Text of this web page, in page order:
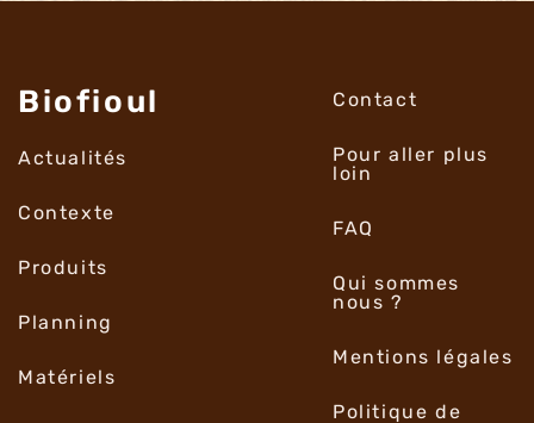
Biofioul
Actualités
Contexte
Produits
Planning
Matériels
Contact
Pour aller plus
loin
FAQ
Qui sommes
nous ?
Mentions légales
Politique de